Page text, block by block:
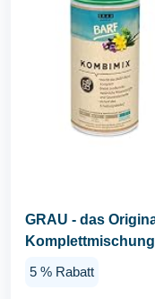
GRAU - das
5 % Rabatt